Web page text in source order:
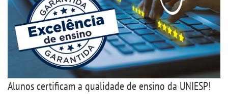
Alunos certificam a qualidade de ensino da UNIESP!